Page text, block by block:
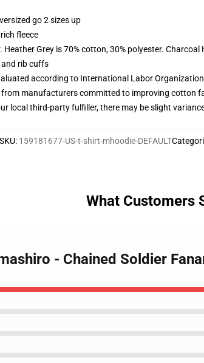
go 2 sizes up
fleece
Grey is 70% cotton, 30% polyester.
rib cuffs
according to International Labor
manufacturers committed to improving cotton
local third-party fulfiller, there may be slight
SKU: 159181677-US-t-shirt-mhoodie-DEFAULT
What Customers
- Chained Soldier